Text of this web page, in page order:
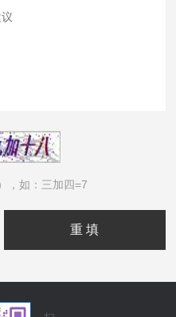
，如：三加四=7